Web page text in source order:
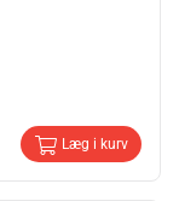
Læg i kurv